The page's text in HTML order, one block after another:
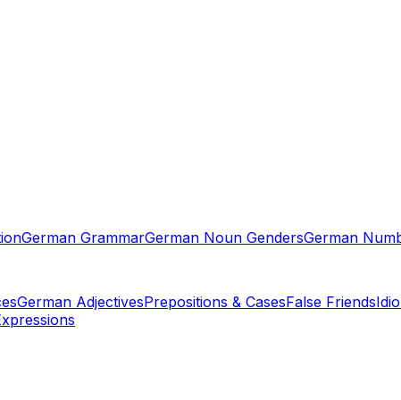
German GrammarGerman Noun GendersGerman
German AdjectivesPrepositions & CasesFalse Friends